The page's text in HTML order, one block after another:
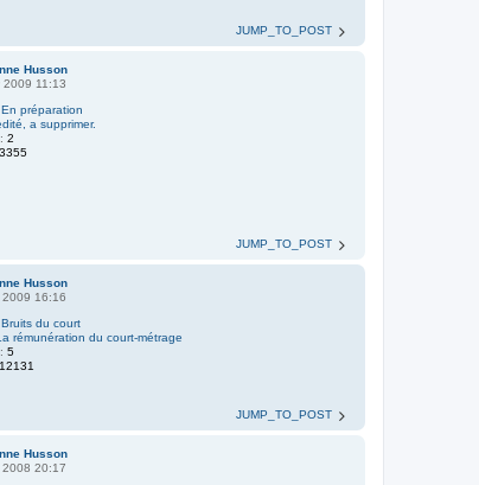
JUMP_TO_POST
Husson
2009 11:13
En préparation
a supprimer.
2
3355
JUMP_TO_POST
Husson
2009 16:16
Bruits du court
rémunération du court-métrage
5
12131
JUMP_TO_POST
Husson
2008 20:17